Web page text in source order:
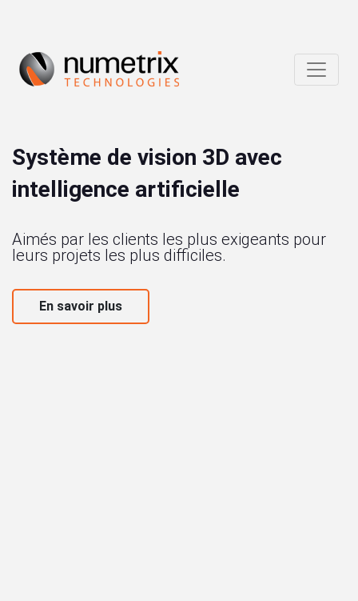
Système de vision 3D avec
intelligence artificielle
Aimés par les clients les plus exigeants pour
leurs projets les plus difficiles.
En savoir plus